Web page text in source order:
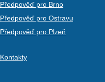
Předpověď pro Brno
Předpověď pro Ostravu
Předpověď pro Plzeň
Kontakty